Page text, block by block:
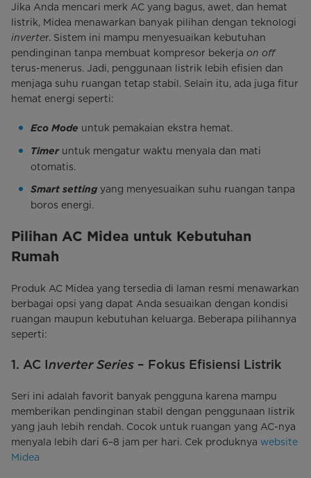
Jika Anda mencari merk AC yang bagus, awet, dan hemat
listrik, Midea menawarkan banyak pilihan dengan teknologi
inverter. Sistem ini mampu menyesuaikan kebutuhan
pendinginan tanpa membuat kompresor bekerja on off
terus-menerus. Jadi, penggunaan listrik lebih efisien dan
menjaga suhu ruangan tetap stabil. Selain itu, ada juga fitur
hemat energi seperti:
Eco Mode untuk pemakaian ekstra hemat.
Timeruntuk mengatur waktu menyala dan mati
otomatis.
Smart setting yang menyesuaikan suhu ruangan tanpa
boros energi.
Pilihan AC Midea untuk Kebutuhan
Rumah
Produk AC Midea yang tersedia di laman resmi menawarkan
berbagai opsi yang dapat Anda sesuaikan dengan kondisi
ruangan maupun kebutuhan keluarga. Beberapa pilihannya
seperti:
1. AC Inverter Series – Fokus Efisiensi Listrik
Seri ini adalah favorit banyak pengguna karena mampu
memberikan pendinginan stabil dengan penggunaan listrik
yang jauh lebih rendah. Cocok untuk ruangan yang AC-nya
menyala lebih dari 6–8 jam per hari. Cek produknya website
Midea